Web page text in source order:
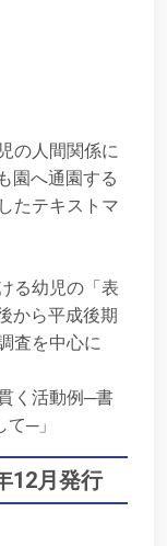
の人間関係に
園へ通園する
たテキストマ
る幼児の「表
から平成後期
査を中心に
く活動例─書
─」
12月発行